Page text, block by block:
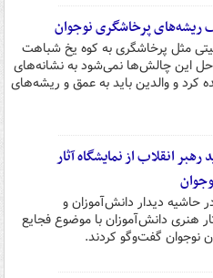
پرخاشگری نوجوان
مثل پرخاشگری به کوه یخ شباهت
حل این چالش‌ها نمی‌شود به نشانه‌های
و والدین باید به عمق و ریشه‌های
انقلاب از نمایشگاه آثار
حاشیه دیدار دانش‌آموزان و
هنری دانش‌آموزان با موضوع فجایع
نوجوان گفت‌وگو کردند.